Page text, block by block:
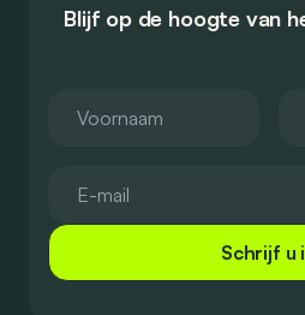
Blijf op de hoogte van
Schrijf u